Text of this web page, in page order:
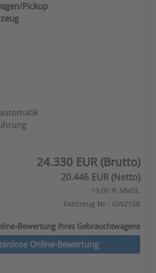
Pickup
24.330 EUR (Brutto)
20.446 EUR (Netto)
19,00 % MwSt.
Fahrzeug Nr.: GW2158
Bewertung Ihres Gebrauchtwagens
Online-Bewertung